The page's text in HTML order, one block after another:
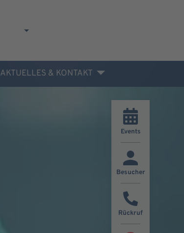
AKTUELLES & KONTAKT
Events
Besucher
Rückruf